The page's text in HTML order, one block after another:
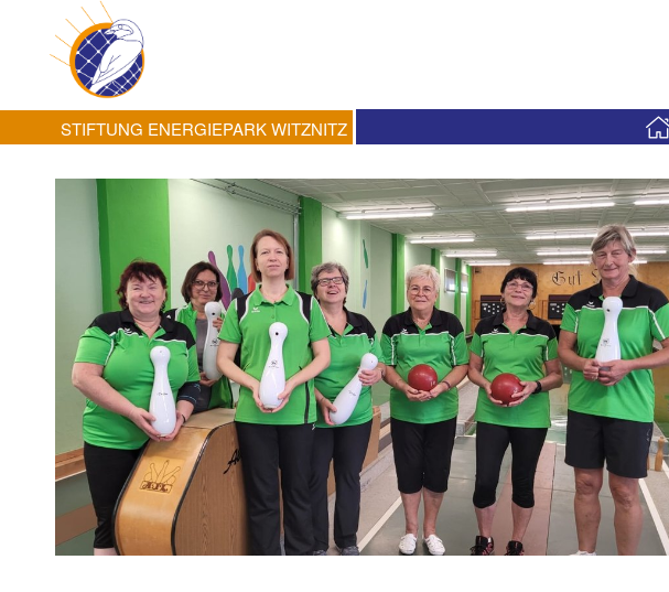
STIFTUNG ENERGIEPARK WITZNITZ